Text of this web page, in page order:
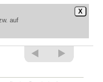
X
auf